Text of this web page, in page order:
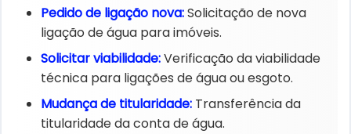
Pedido de ligação nova:​Solicitação de nova
ligação de água para imóveis.
Solicitar viabilidade:​Verificação da viabilidade
técnica para ligações de água ou esgoto.
Mudança de titularidade:​ Transferência da
titularidade da conta de água.